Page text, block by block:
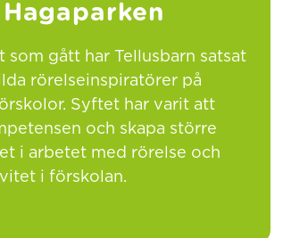
som gått har Tellusbarn satsat
rörelseinspiratörer på
Syftet har varit att
och skapa större
i arbetet med rörelse och
i förskolan.